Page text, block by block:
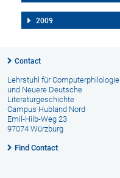
2009
Contact
Lehrstuhl für Computerphilologie
und Neuere Deutsche
Literaturgeschichte
Campus Hubland Nord
Emil-Hilb-Weg 23
97074 Würzburg
Find Contact